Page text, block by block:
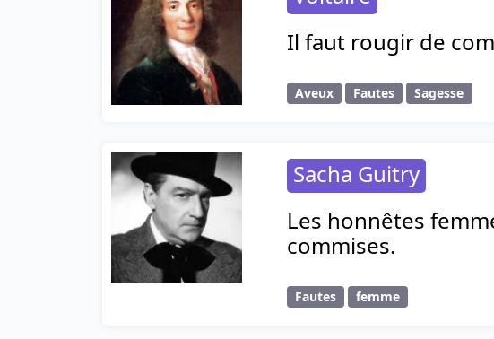
Il faut rougir de
Aveux Fautes Sagesse
Sacha Guitry
Les honnêtes
commises.
Fautes femme